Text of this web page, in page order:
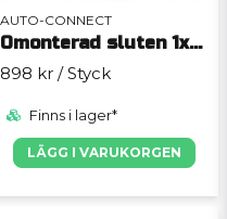
AUTO-CONNECT
Omonterad sluten 1x10" baslåda
898 kr / Styck
Finns i lager*
LÄGG I VARUKORGEN